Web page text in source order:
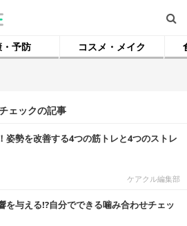
予防 コスメ・メイク
ェックの記事
姿勢を改善する4つの筋トレと4つのストレ
ケアクル編集部
を与える!?自分でできる噛み合わせチェッ